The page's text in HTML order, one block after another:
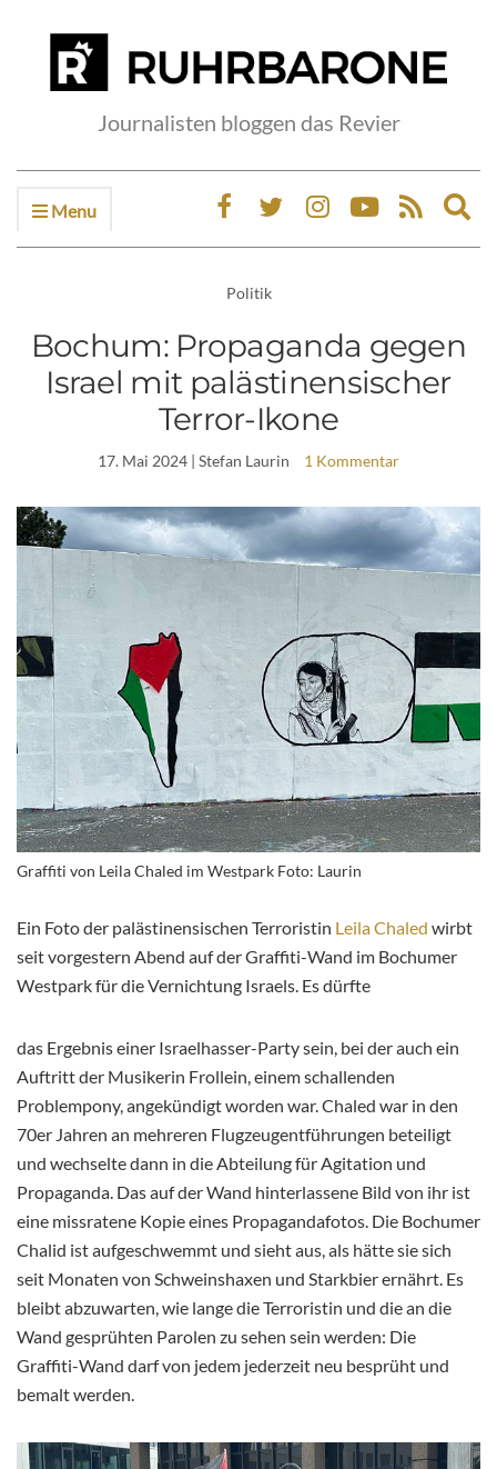
Journalisten bloggen das Revier
Menu
Politik
Bochum: Propaganda gegen
Israel mit palästinensischer
Terror-Ikone
17. Mai 2024 | Stefan Laurin 1 Kommentar
Graffiti von Leila Chaled im Westpark Foto: Laurin
Ein Foto der palästinensischen Terroristin Leila Chaled wirbt
seit vorgestern Abend auf der Graffiti-Wand im Bochumer
Westpark für die Vernichtung Israels. Es dürfte
das Ergebnis einer Israelhasser-Party sein, bei der auch ein
Auftritt der Musikerin Frollein, einem schallenden
Problempony, angekündigt worden war. Chaled war in den
70er Jahren an mehreren Flugzeugentführungen beteiligt
und wechselte dann in die Abteilung für Agitation und
Propaganda. Das auf der Wand hinterlassene Bild von ihr ist
eine missratene Kopie eines Propagandafotos. Die Bochumer
Chalid ist aufgeschwemmt und sieht aus, als hätte sie sich
seit Monaten von Schweinshaxen und Starkbier ernährt. Es
bleibt abzuwarten, wie lange die Terroristin und die an die
Wand gesprühten Parolen zu sehen sein werden: Die
Graffiti-Wand darf von jedem jederzeit neu besprüht und
bemalt werden.